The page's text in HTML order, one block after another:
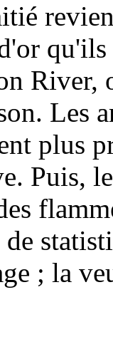
qu'ils
Les
plus
Puis,
; la